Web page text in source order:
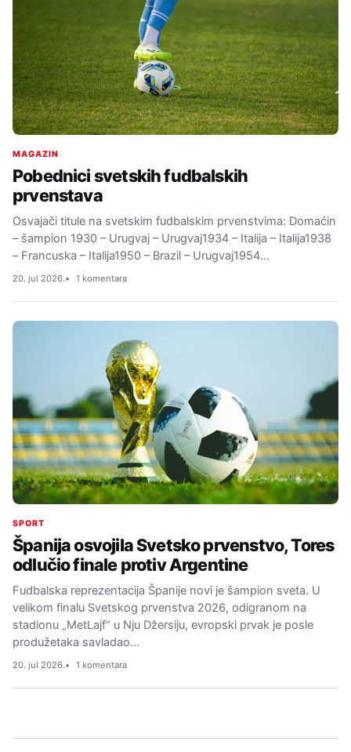
MAGAZIN
Pobednici svetskih fudbalskih
prvenstava
Osvajači titule na svetskim fudbalskim prvenstvima: Domaćin
– šampion 1930 – Urugvaj – Urugvaj1934 – Italija – Italija1938
– Francuska – Italija1950 – Brazil – Urugvaj1954…
20. jul 2026. 1 komentara
SPORT
Španija osvojila Svetsko prvenstvo, Tores
odlučio finale protiv Argentine
Fudbalska reprezentacija Španije novi je šampion sveta. U
velikom finalu Svetskog prvenstva 2026, odigranom na
stadionu „MetLajf“ u Nju Džersiju, evropski prvak je posle
produžetaka savladao…
20. jul 2026. 1 komentara